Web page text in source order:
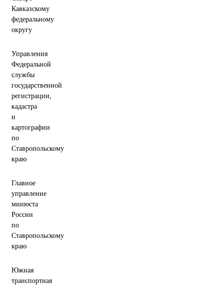
Кавказскому
федеральному
округу
Управления
Федеральной
службы
государственной
регистрации,
кадастра
и
картографии
по
Ставропольскому
краю
Главное
управление
минюста
России
по
Ставропольскому
краю
Южная
транспортная